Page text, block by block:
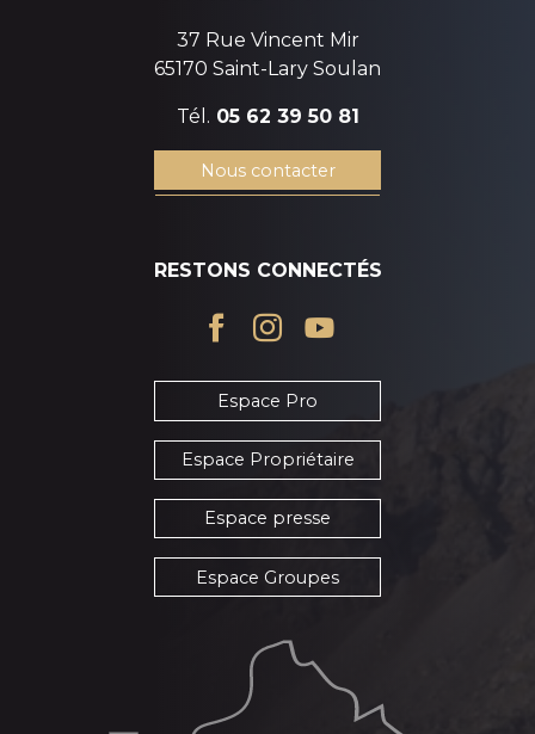
37 Rue Vincent Mir
65170 Saint-Lary Soulan
Tél. 05 62 39 50 81
Nous contacter
RESTONS CONNECTÉS
Espace Pro
Espace Propriétaire
Espace presse
Espace Groupes